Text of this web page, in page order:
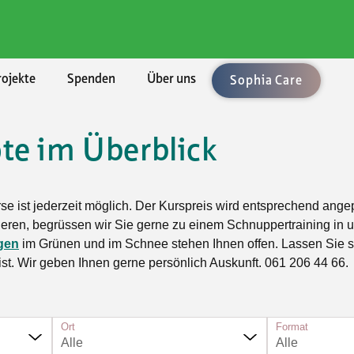
Unterstützung Testament
Testament-Konfigurator
Natur, Kultur
Spiel
und Singen
Achtsamkeit
Ballsport
Stadt
Spenden Über uns Sophia Care
im Überblick
ist jederzeit möglich. Der Kurspreis wird entsprechend
begrüssen wir Sie gerne zu einem Schnuppertraining in
im Grünen und im Schnee stehen Ihnen offen. Lassen Sie
Wir geben Ihnen gerne persönlich Auskunft. 061 206 44 66.
Ort
Alle
Format
Alle